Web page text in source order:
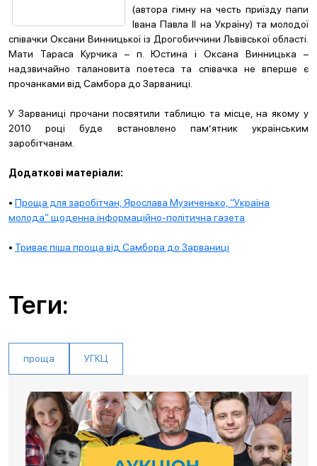
(автора гімну на честь приїзду папи
Івана Павла ІІ на Україну) та молодої
співачки Оксани Винницької із Дрогобиччини Львівської області.
Мати Тараса Курчика – п. Юстина і Оксана Винницька –
надзвичайно талановита поетеса та співачка не вперше є
прочанками від Самбора до Зарваниці.
У Зарваниці прочани посвятили таблицю та місце, на якому у
2010 році буде встановлено пам’ятник українським
заробітчанам.
Додаткові матеріали:
• Проща для заробітчан, Ярослава Музиченько, “Україна
молода” щоденна інформаційно-політична газета
• Триває піша проща від Самбора до Зарваниці
Теги:
проща УГКЦ